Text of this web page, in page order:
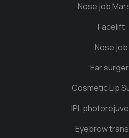
Nose job
Facelift
Nose job
Ear
Cosmetic Lip
IPL
Eyebrow